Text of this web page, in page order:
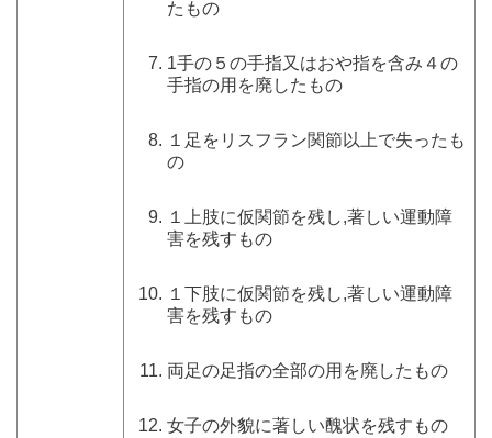
たもの
1手の５の手指又はおや指を含み４の
手指の用を廃したもの
１足をリスフラン関節以上で失ったも
の
１上肢に仮関節を残し,著しい運動障
害を残すもの
１下肢に仮関節を残し,著しい運動障
害を残すもの
両足の足指の全部の用を廃したもの
女子の外貌に著しい醜状を残すもの